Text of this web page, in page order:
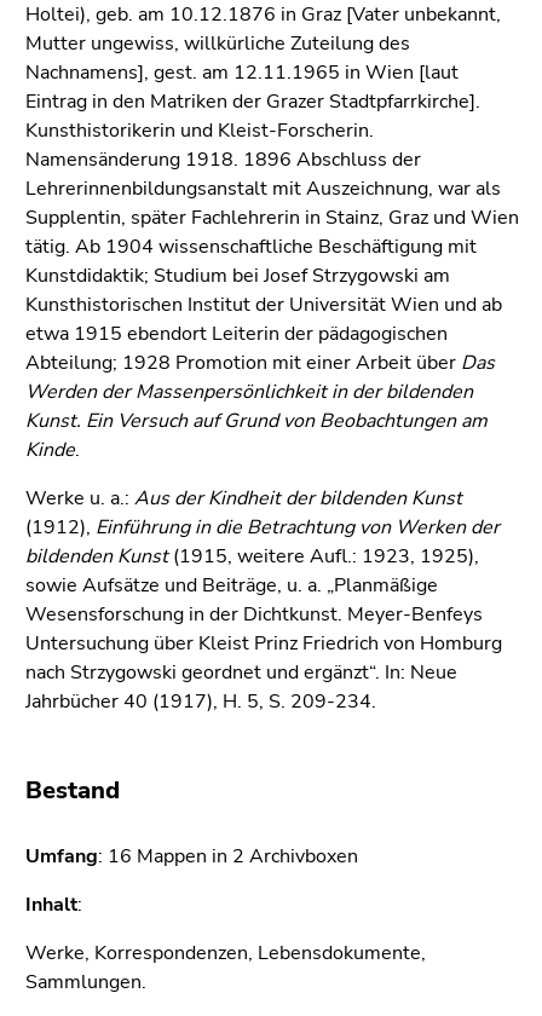
Sie diesen
Link.
Zum
Inhalt
(Zugriffstaste
1)
Zur
Positionsanzeige
(Zugriffstaste
2)
Zur
Hauptnavigation
(Zugriffstaste
3)
Zur
Unternavigation
(Zugriffstaste
4)
Zu
den
Zusatzinformationen
(Zugriffstaste
5)
Seiteneinstellungen
8)
Zur
(Zugriffstaste
9)
Holtei), geb. am 10.12.1876 in Graz [Vater unbekannt,
Mutter ungewiss, willkürliche Zuteilung des
Nachnamens], gest. am 12.11.1965 in Wien [laut
Eintrag in den Matriken der Grazer Stadtpfarrkirche].
Kunsthistorikerin und Kleist-Forscherin.
Namensänderung 1918. 1896 Abschluss der
Lehrerinnenbildungsanstalt mit Auszeichnung, war als
Supplentin, später Fachlehrerin in Stainz, Graz und Wien
tätig. Ab 1904 wissenschaftliche Beschäftigung mit
Kunstdidaktik; Studium bei Josef Strzygowski am
Kunsthistorischen Institut der Universität Wien und ab
etwa 1915 ebendort Leiterin der pädagogischen
Abteilung; 1928 Promotion mit einer Arbeit über Das
Werden der Massenpersönlichkeit in der bildenden
Kunst. Ein Versuch auf Grund von Beobachtungen am
Kinde.
Werke u. a.: Aus der Kindheit der bildenden Kunst
(1912), Einführung in die Betrachtung von Werken der
bildenden Kunst(1915, weitere Aufl.: 1923, 1925),
sowie Aufsätze und Beiträge, u. a. „Planmäßige
Wesensforschung in der Dichtkunst. Meyer-Benfeys
Untersuchung über Kleist Prinz Friedrich von Homburg
nach Strzygowski geordnet und ergänzt“. In: Neue
Jahrbücher 40 (1917), H. 5, S. 209-234.
Bestand
Umfang: 16 Mappen in 2 Archivboxen
Inhalt:
Werke, Korrespondenzen, Lebensdokumente,
Sammlungen.